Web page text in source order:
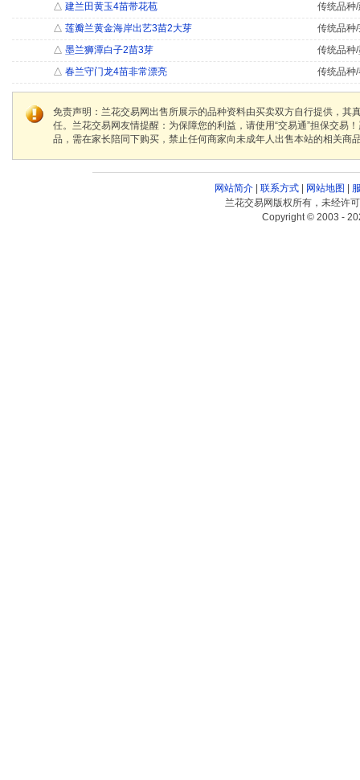
△ 建兰田黄玉4苗带花苞
传统品种
△ 莲瓣兰黄金海岸出艺3苗2大芽
传统品种
△ 墨兰狮潭白子2苗3芽
传统品种
△ 春兰守门龙4苗非常漂亮 传统品种
免责声明：兰花交易网出售所展示的品种资料由买卖双方自行提供，
任。兰花交易网友情提醒：为保障您的利益，请使用“交易通”担保交
品，需在家长陪同下购买，禁止任何商家向未成年人出售本站的相关商
网站简介| 联系方式| 网站地图
兰花交易网版权所有，未经许
Copyright © 2003 -